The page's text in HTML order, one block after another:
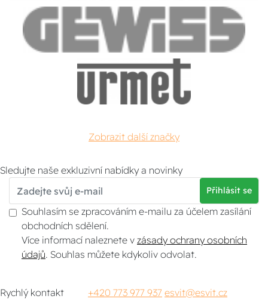
Zobrazit další značky
Sledujte naše exkluzivní nabídky a novinky
Přihlásit se
Souhlasím se zpracováním e-mailu za účelem zasílání
obchodních sdělení.
Více informací naleznete v zásady ochrany osobních
údajů . Souhlas můžete kdykoliv odvolat.
Rychlý kontakt +420 773 977 937 esvit@esvit.cz